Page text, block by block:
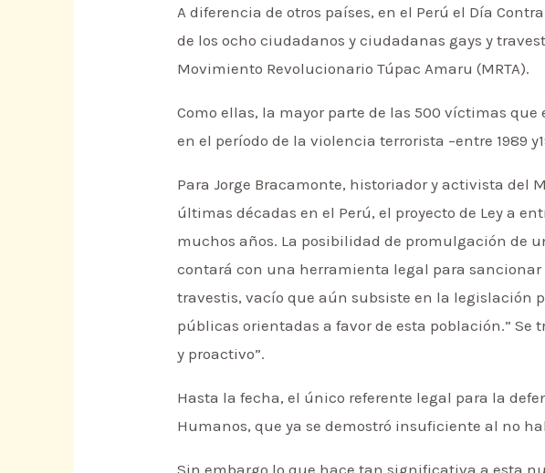
A diferencia de otros países, en el Perú el Día
de los ocho ciudadanos y ciudadanas gays y
Movimiento Revolucionario Túpac Amaru (MRTA).
Como ellas, la mayor parte de las 500 víctimas
en el período de la violencia terrorista –entre 1989
Para Jorge Bracamonte, historiador y activista del
últimas décadas en el Perú, el proyecto de Ley a
muchos años. La posibilidad de promulgación de
contará con una herramienta legal para
travestis, vacío que aún subsiste en la legislación
públicas orientadas a favor de esta población.”
y proactivo”.
Hasta la fecha, el único referente legal para la
Humanos, que ya se demostró insuficiente al no
Sin embargo lo que hace tan significativa a esta